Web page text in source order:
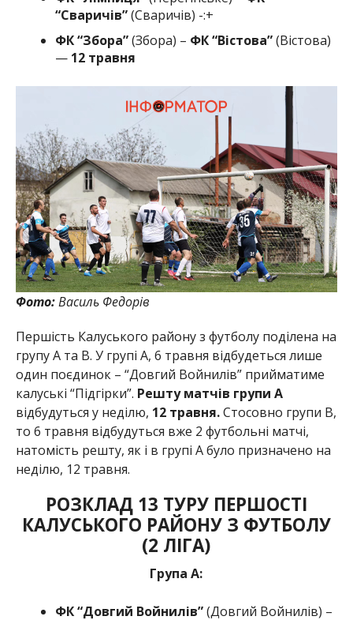
“Сваричів”(Сваричів) -:+
ФК “Збора”(Збора) – ФК “Вістова”(Вістова)
— 12 травня
Фото:Василь Федорів
Першість Калуського району з футболу поділена на
групу А та B. У групі А, 6 травня відбудеться лише
один поєдинок – “Довгий Войнилів” прийматиме
калуські “Підгірки”. Решту матчів групи А
відбудуться у неділю, 12 травня.Стосовно групи В,
то 6 травня відбудуться вже 2 футбольні матчі,
натомість решту, як і в групі А було призначено на
неділю, 12 травня.
РОЗКЛАД 13 ТУРУ ПЕРШОСТІ
КАЛУСЬКОГО РАЙОНУ З ФУТБОЛУ
(2 ЛІГА)
Група А:
ФК “Довгий Войнилів”(Довгий Войнилів) –